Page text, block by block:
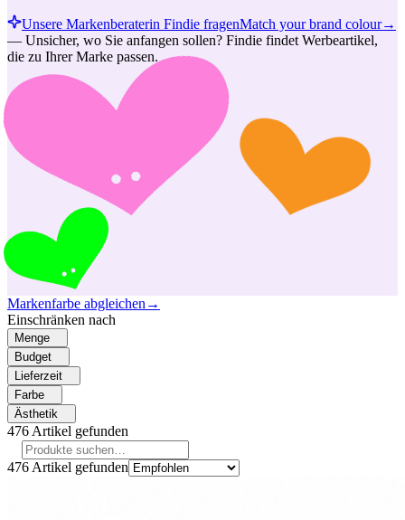
Unsere Markenberaterin Findie fragenMatch your brand colour→
— Unsicher, wo Sie anfangen sollen? Findie findet Werbeartikel,
die zu Ihrer Marke passen.
Markenfarbe abgleichen →
Einschränken nach
Menge
Budget
Lieferzeit
Farbe
Ästhetik
476 Artikel gefunden
476 Artikel gefunden